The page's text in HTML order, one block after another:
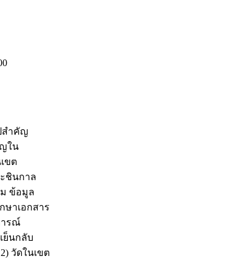
สำคัญ
ญใน
ขต
ชินกาล
ข้อมูล
ษาเอกสาร
ารณ์
ย็นกลับ
วัดในเขต